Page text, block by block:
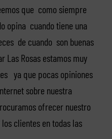
que como siempre
opina cuando tiene una
de cuando son buenas
Las Rosas estamos muy
ya que pocas opiniones
sobre nuestra
ofrecer nuestro
clientes en todas las